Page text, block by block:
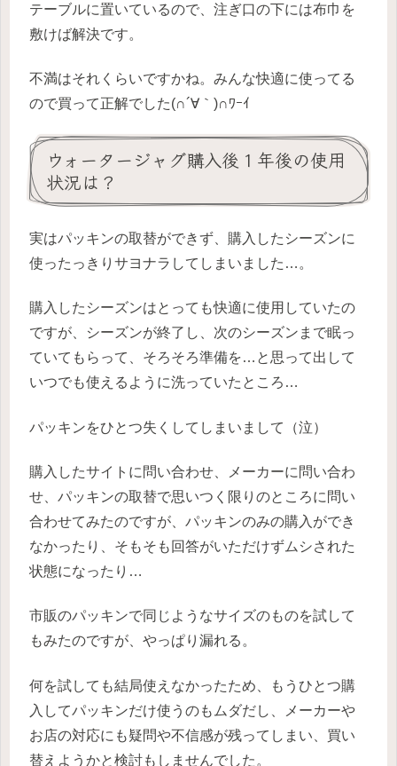
テーブルに置いているので、注ぎ口の下には布巾を
敷けば解決です。
不満はそれくらいですかね。みんな快適に使ってる
ので買って正解でした(∩´∀｀)∩ﾜｰｲ
ウォータージャグ購入後１年後の使用
状況は？
実はパッキンの取替ができず、購入したシーズンに
使ったっきりサヨナラしてしまいました…。
購入したシーズンはとっても快適に使用していたの
ですが、シーズンが終了し、次のシーズンまで眠っ
ていてもらって、そろそろ準備を…と思って出して
いつでも使えるように洗っていたところ…
パッキンをひとつ失くしてしまいまして（泣）
購入したサイトに問い合わせ、メーカーに問い合わ
せ、パッキンの取替で思いつく限りのところに問い
合わせてみたのですが、パッキンのみの購入ができ
なかったり、そもそも回答がいただけずムシされた
状態になったり…
市販のパッキンで同じようなサイズのものを試して
もみたのですが、やっぱり漏れる。
何を試しても結局使えなかったため、もうひとつ購
入してパッキンだけ使うのもムダだし、メーカーや
お店の対応にも疑問や不信感が残ってしまい、買い
替えようかと検討もしませんでした。